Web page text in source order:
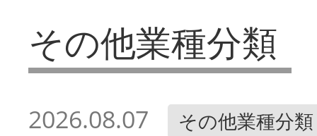
その他業種分類
2026.08.07 その他業種分類